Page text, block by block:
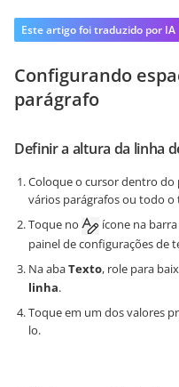
Este artigo foi traduzido por IA
Configurando
parágrafo
Definir a altura da linha
Coloque o cursor dentro do
vários parágrafos ou todo o
Toque no
ícone na
painel de configurações de
Na abaTexto, role para
linha.
Toque em um dos valores
lo.